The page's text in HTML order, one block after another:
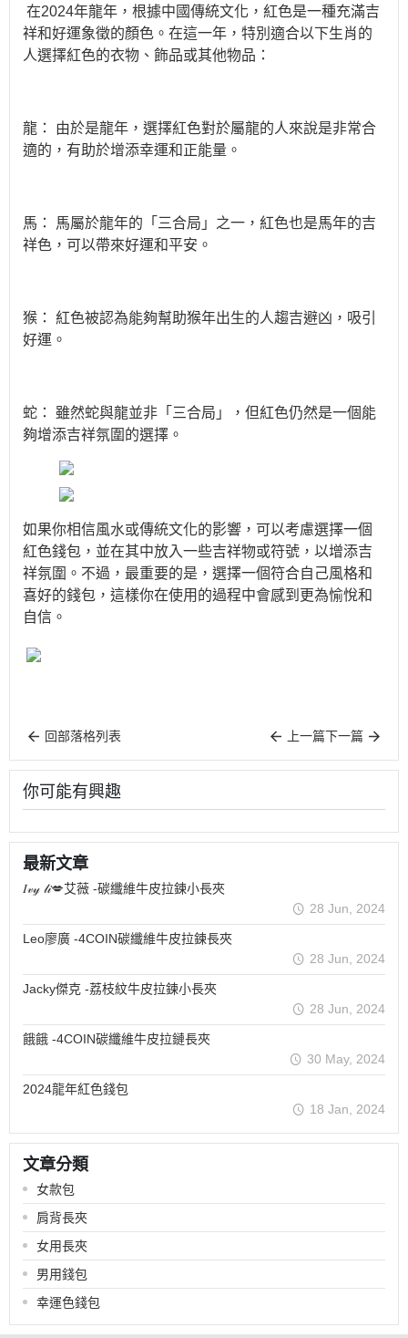
在2024年龍年，根據中國傳統文化，紅色是一種充滿吉
祥和好運象徵的顏色。在這一年，特別適合以下生肖的
人選擇紅色的衣物、飾品或其他物品：
龍：
由於是龍年，選擇紅色對於屬龍的人來說是非常合
適的，有助於增添幸運和正能量。
馬：
馬屬於龍年的「三合局」之一，紅色也是馬年的吉
祥色，可以帶來好運和平安。
猴：
紅色被認為能夠幫助猴年出生的人趨吉避凶，吸引
好運。
蛇：
雖然蛇與龍並非「三合局」，但紅色仍然是一個能
夠增添吉祥氛圍的選擇。
如果你相信風水或傳統文化的影響，可以考慮選擇一個
紅色錢包，並在其中放入一些吉祥物或符號，以增添吉
祥氛圍。不過，最重要的是，選擇一個符合自己風格和
喜好的錢包，這樣你在使用的過程中會感到更為愉悅和
自信。
回部落格列表 上一篇下一篇
你可能有興趣
最新文章
𝐼𝓋𝓎 𝓁𝒾💋艾薇 -碳纖維牛皮拉鍊小長夾
28 Jun, 2024
Leo廖廣 -4COIN碳纖維牛皮拉鍊長夾
28 Jun, 2024
Jacky傑克 -荔枝紋牛皮拉鍊小長夾
28 Jun, 2024
餓餓 -4COIN碳纖維牛皮拉鏈長夾
30 May, 2024
2024龍年紅色錢包
18 Jan, 2024
文章分類
女款包
肩背長夾
女用長夾
男用錢包
幸運色錢包